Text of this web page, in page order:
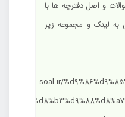
و اصل دفترچه ها با
لینک و مجموعه زیر
soal.ir/